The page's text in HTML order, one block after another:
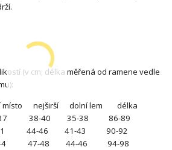
(v cm; délka měřená od ramene vedle
nejširší dolní lem délka
38-40 35-38 86-89
46 41-43 90-92
47-48 44-46 94-98